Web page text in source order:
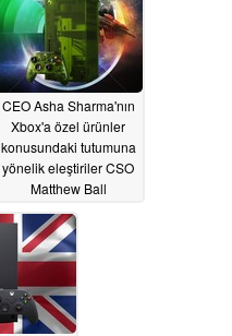
CEO Asha Sharma'nın
Xbox'a özel ürünler
konusundaki tutumuna
yönelik eleştiriler CSO
Matthew Ball
paylaşıldı06/11/2026